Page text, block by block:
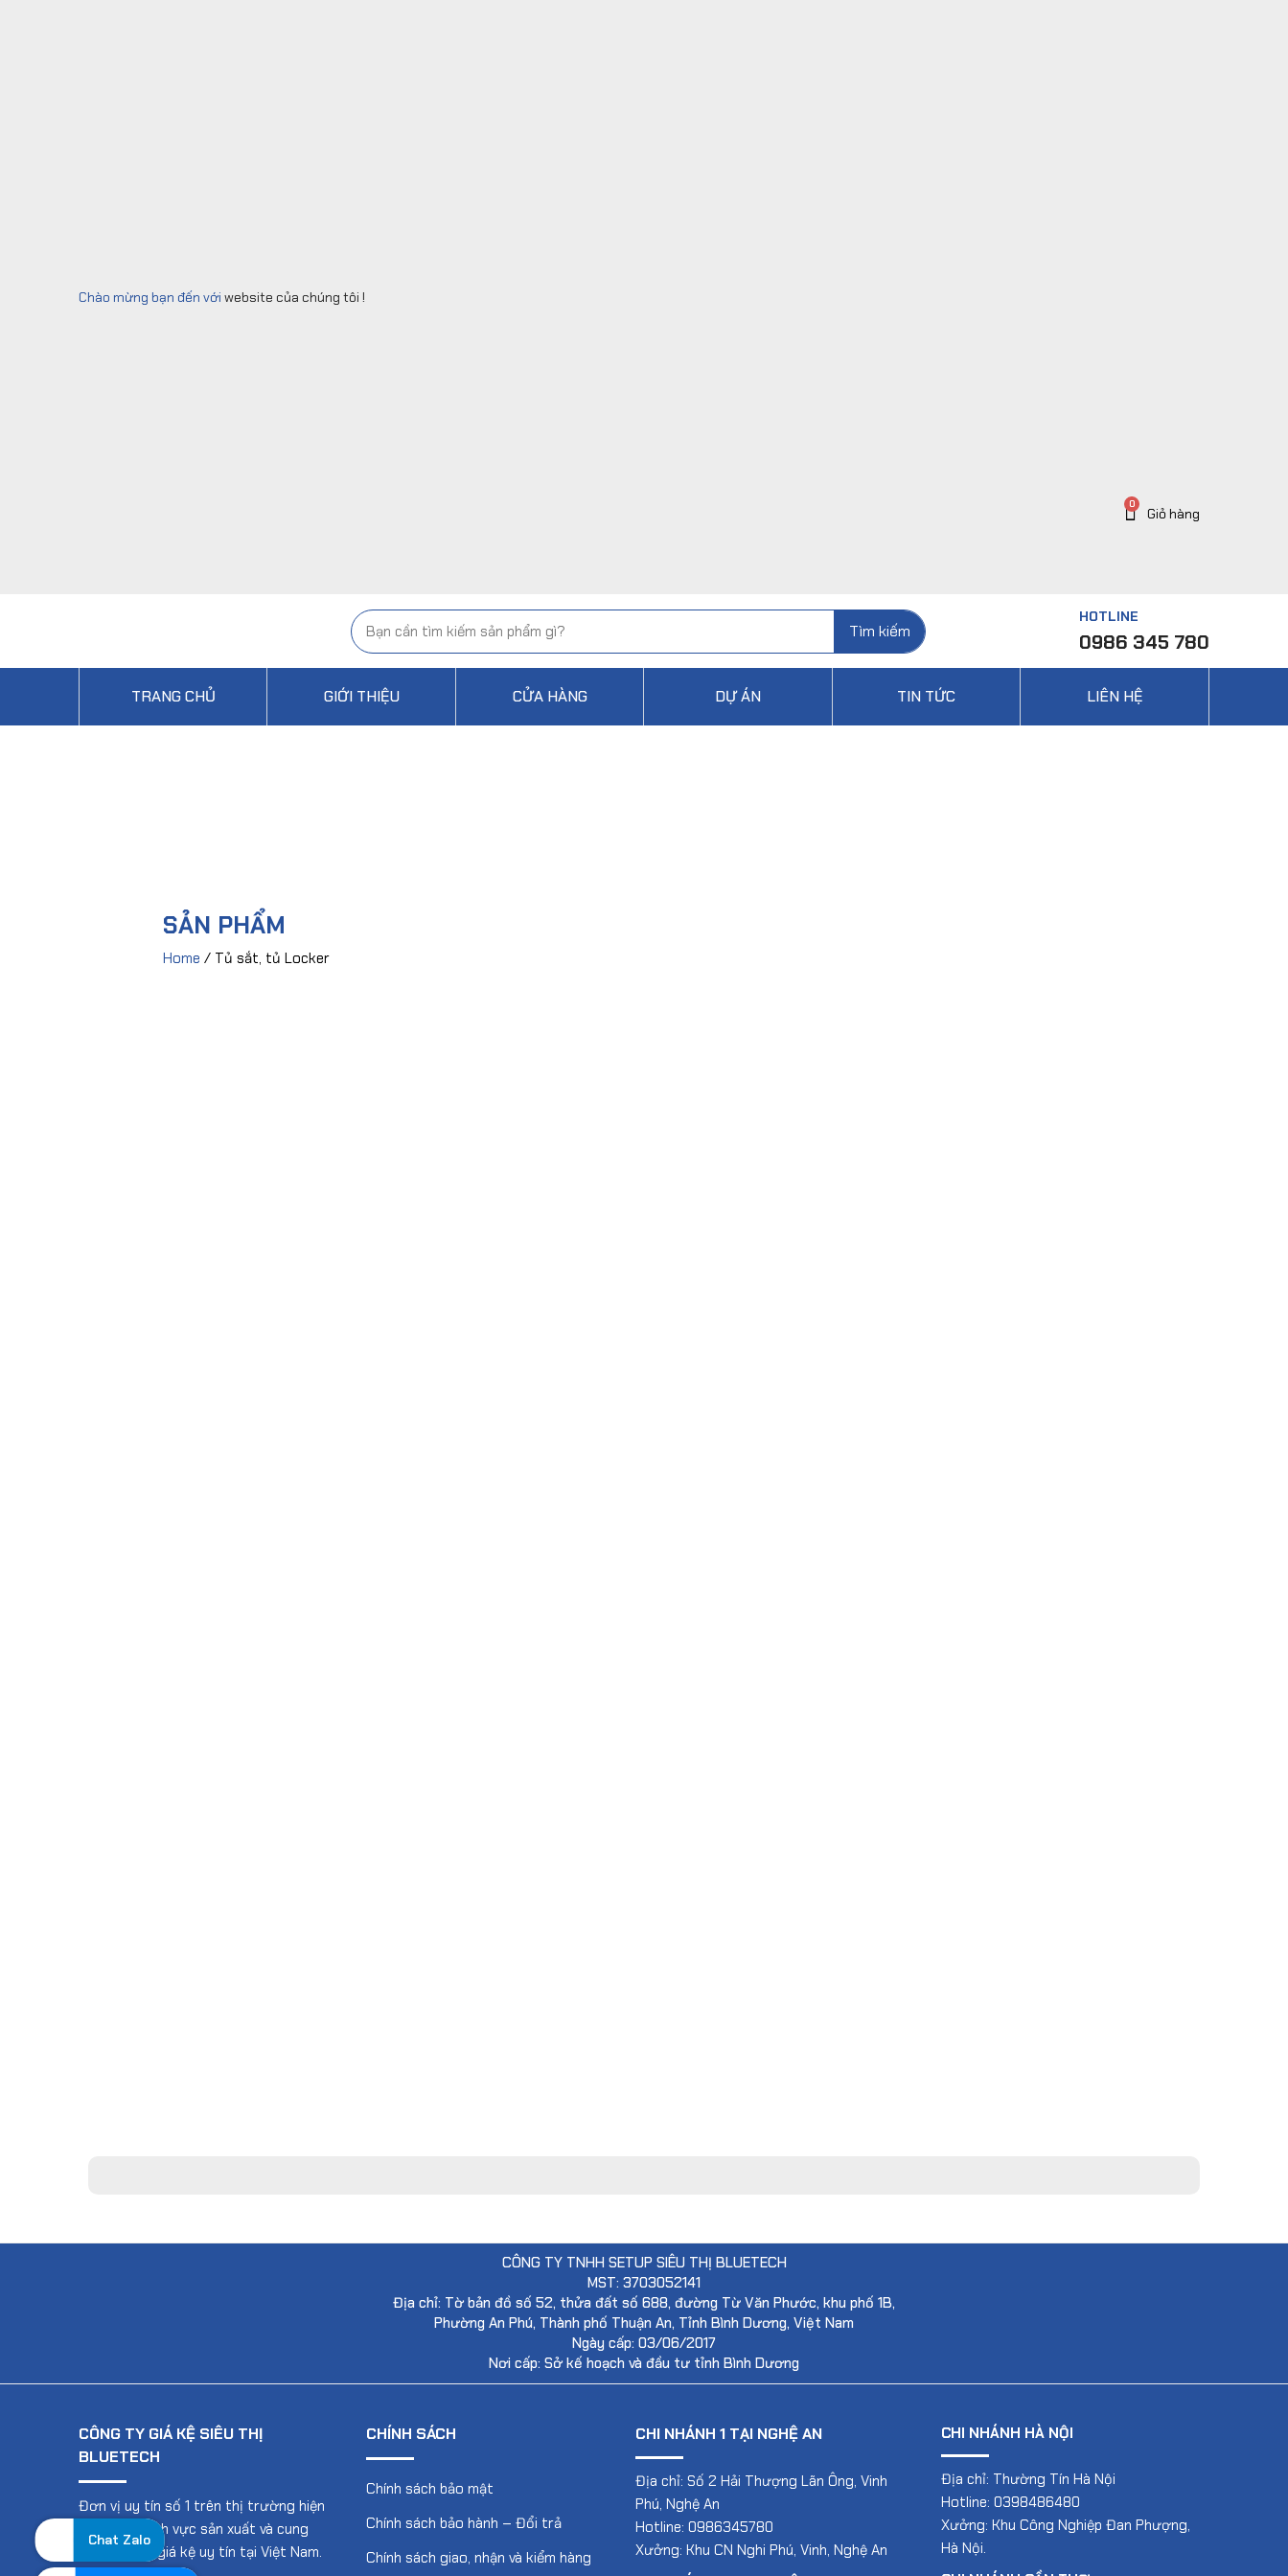
Chào mừng bạn đến với website của chúng tôi !
Tìm kiếm
HOTLINE
0986 345 780
TRANG CHỦ GIỚI THIỆU CỬA HÀNG DỰ ÁN TIN TỨC LIÊN HỆ
SẢN PHẨM
Home / Tủ sắt, tủ Locker
CÔNG TY TNHH SETUP SIÊU THỊ BLUETECH
MST: 3703052141
Địa chỉ: Tờ bản đồ số 52, thửa đất số 688, đường Từ Văn Phước, khu phố 1B,
Phường An Phú, Thành phố Thuận An, Tỉnh Bình Dương, Việt Nam
Ngày cấp: 03/06/2017
Nơi cấp: Sở kế hoạch và đầu tư tỉnh Bình Dương
CÔNG TY GIÁ KỆ SIÊU THỊ
BLUETECH
Đơn vị uy tín số 1 trên thị trường hiện
nay trong lĩnh vực sản xuất và cung
cấp, lắp đặt giá kệ uy tín tại Việt Nam.
CHÍNH SÁCH
Chính sách bảo mật
Chính sách bảo hành – Đổi trả
Chính sách giao, nhận và kiểm hàng
CHI NHÁNH 1 TẠI NGHỆ AN
Địa chỉ: Số 2 Hải Thượng Lãn Ông, Vinh
Phú, Nghệ An
Hotline: 0986345780
Xưởng: Khu CN Nghi Phú, Vinh, Nghệ An
CHI NHÁNH HÀ NỘI
Địa chỉ: Thường Tín Hà Nội
Hotline: 0398486480
Xưởng: Khu Công Nghiệp Đan Phượng,
Hà Nội.
Chat Zalo